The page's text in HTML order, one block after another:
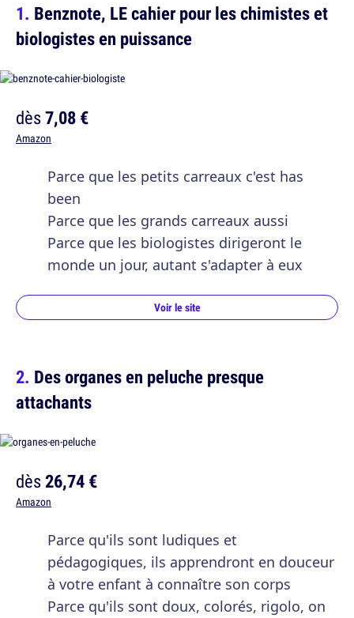
Benznote, LE cahier pour les chimistes et
biologistes en puissance
dès7,08 €
Amazon
Parce que les petits carreaux c'est has
been
Parce que les grands carreaux aussi
Parce que les biologistes dirigeront le
monde un jour, autant s'adapter à eux
Voir le site
Des organes en peluche presque
attachants
dès26,74 €
Amazon
Parce qu'ils sont ludiques et
pédagogiques, ils apprendront en douceur
à votre enfant à connaître son corps
Parce qu'ils sont doux, colorés, rigolo, on